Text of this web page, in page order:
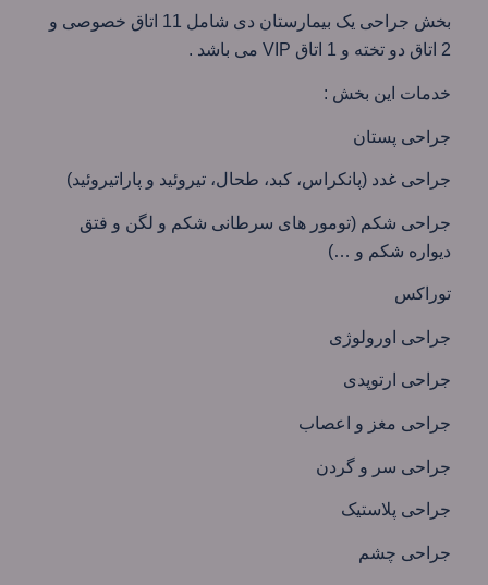
بخش جراحی یک بیمارستان دی شامل 11 اتاق خصوصی و
2 اتاق دو تخته و 1 اتاق VIP می باشد .
خدمات این بخش :
جراحی پستان
جراحی غدد (پانکراس، کبد، طحال، تیروئید و پاراتیروئید)
جراحی شکم (تومور های سرطانی شکم و لگن و فتق
دیواره شکم و …)
توراکس
جراحی اورولوژی
جراحی ارتوپدی
جراحی مغز و اعصاب
جراحی سر و گردن
جراحی پلاستیک
جراحی چشم